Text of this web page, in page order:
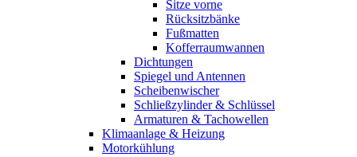
Sitze vorne
Rücksitzbänke
Fußmatten
Kofferraumwannen
Dichtungen
Spiegel und Antennen
Scheibenwischer
Schließzylinder & Schlüssel
Armaturen & Tachowellen
Klimaanlage & Heizung
Motorkühlung